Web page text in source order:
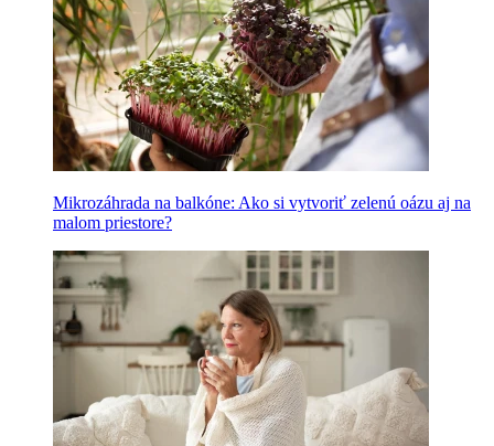
Mikrozáhrada na balkóne: Ako si vytvoriť zelenú oázu aj na
malom priestore?